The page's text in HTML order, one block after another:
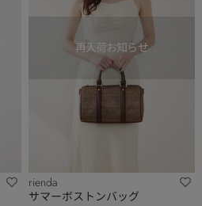
rienda
サマーボストンバッグ